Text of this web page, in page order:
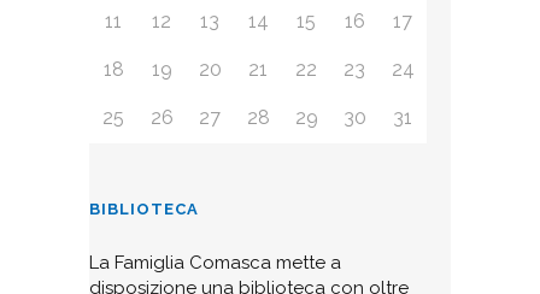
11 12 13 14 15 16 17
18 19 20 21 22 23 24
25 26 27 28 29 30 31
BIBLIOTECA
La Famiglia Comasca mette a
disposizione una biblioteca con oltre